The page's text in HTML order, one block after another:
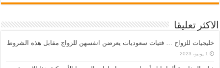
الاكثر تعليقا
خليجيات للزواج … فتيات سعوديات يعرضن انفسهن للزواج مقابل هذه الشروط
1 يونيو، 2023